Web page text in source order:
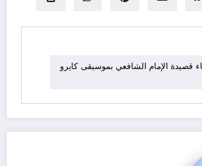
قصيدة الإمام الشافعي بموسيقى كايرو